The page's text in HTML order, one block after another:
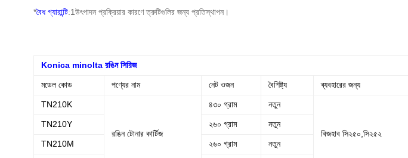
*বৈধ গ্যারান্টি:1উৎপাদন প্রক্রিয়ার কারণে ত্রুটিগুলির জন্য প্রতিস্থাপন।
Konica minolta রঙিন সিরিজ
মডেল কোড পণ্যের নাম নেট ওজন বৈশিষ্ট্য ব্যবহারের জন্য
TN210K
রঙিন টোনার কার্টিজ
৪৩০ গ্রাম নতুন
বিজহাব সি২৫০,সি২৫২
TN210Y ২৬০ গ্রাম নতুন
TN210M ২৬০ গ্রাম নতুন